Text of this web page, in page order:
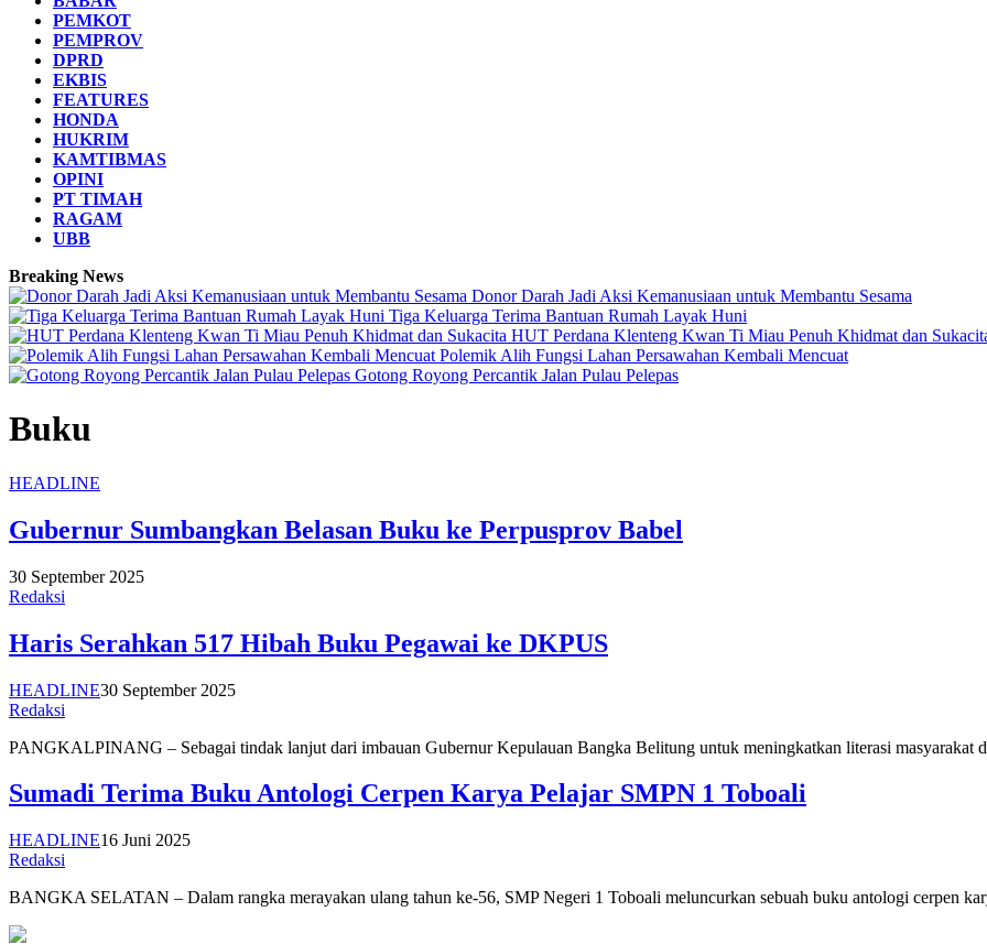
PEMKOT
PEMPROV
DPRD
EKBIS
FEATURES
HONDA
HUKRIM
KAMTIBMAS
OPINI
PT TIMAH
RAGAM
UBB
Breaking News
Donor Darah Jadi Aksi Kemanusiaan untuk Membantu Sesama
Tiga Keluarga Terima Bantuan Rumah Layak Huni
HUT Perdana Klenteng Kwan Ti Miau Penuh Khidmat dan
Polemik Alih Fungsi Lahan Persawahan Kembali Mencuat
Gotong Royong Percantik Jalan Pulau Pelepas
Buku
HEADLINE
Gubernur Sumbangkan Belasan Buku ke Perpusprov Babel
30 September 2025
Redaksi
Haris Serahkan 517 Hibah Buku Pegawai ke DKPUS
HEADLINE30 September 2025
Redaksi
PANGKALPINANG – Sebagai tindak lanjut dari imbauan Gubernur Kepulauan Bangka Belitung untuk meningkatkan literasi masyarakat
Sumadi Terima Buku Antologi Cerpen Karya Pelajar SMPN 1 Toboali
HEADLINE16 Juni 2025
Redaksi
BANGKA SELATAN – Dalam rangka merayakan ulang tahun ke-56, SMP Negeri 1 Toboali meluncurkan sebuah buku antologi cerpen